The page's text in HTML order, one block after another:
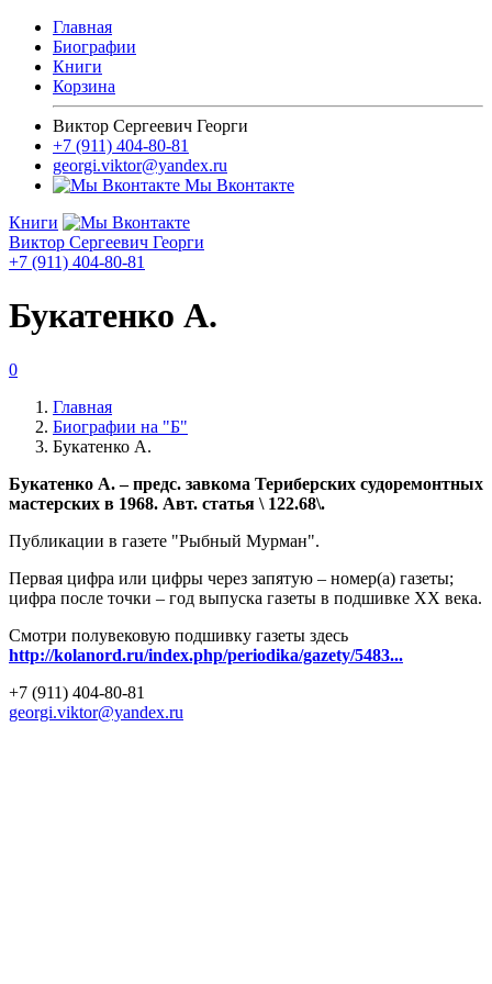
Главная
Биографии
Книги
Корзина
Виктор Сергеевич Георги
+7 (911) 404-80-81
georgi.viktor@yandex.ru
Мы Вконтакте
Книги
Виктор Сергеевич Георги
+7 (911) 404-80-81
Букатенко А.
0
Главная
Биографии на "Б"
Букатенко А.
Букатенко А. – предс. завкома Териберских судоремонтных
мастерских в 1968. Авт. статья \ 122.68\.
Публикации в газете "Рыбный Мурман".
Первая цифра или цифры через запятую – номер(а) газеты;
цифра после точки – год выпуска газеты в подшивке ХХ века.
Смотри полувековую подшивку газеты здесь
http://kolanord.ru/index.php/periodika/gazety/5483...
+7 (911) 404-80-81
georgi.viktor@yandex.ru